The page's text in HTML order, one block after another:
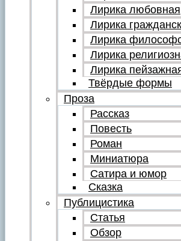
Лирика любовная
Лирика
Лирика
Лирика
Лирика
Твёрдые формы
Проза
Рассказ
Повесть
Роман
Миниатюра
Сатира и юмор
Сказка
Публицистика
Статья
Обзор